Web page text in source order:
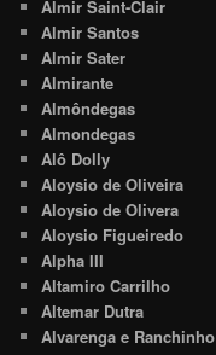
Almir Saint-Clair
Almir Santos
Almir Sater
Almirante
Almôndegas
Almondegas
Alô Dolly
Aloysio de Oliveira
Aloysio de Olivera
Aloysio Figueiredo
Alpha III
Altamiro Carrilho
Altemar Dutra
Alvarenga e Ranchinho